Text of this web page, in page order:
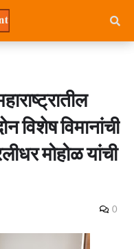
विशेष विमानांची
मोहोळ यांची
0